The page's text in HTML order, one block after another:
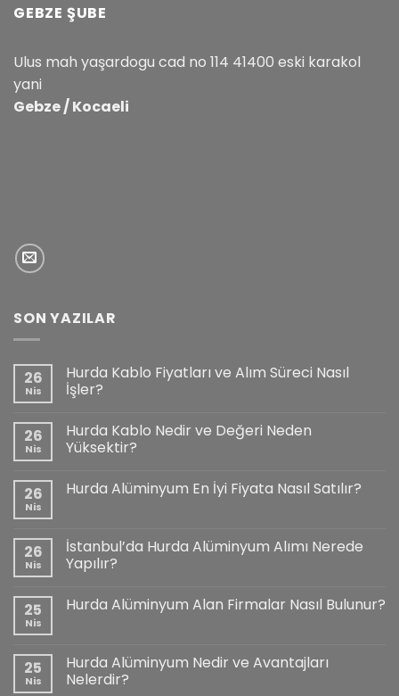
GEBZE ŞUBE
Ulus mah yaşardogu cad no 114 41400 eski karakol
yani
Gebze / Kocaeli
SON YAZILAR
26
Nis
Hurda Kablo Fiyatları ve Alım Süreci Nasıl
İşler?
26
Nis
Hurda Kablo Nedir ve Değeri Neden
Yüksektir?
26
Nis
Hurda Alüminyum En İyi Fiyata Nasıl Satılır?
26
Nis
İstanbul’da Hurda Alüminyum Alımı Nerede
Yapılır?
25
Nis
Hurda Alüminyum Alan Firmalar Nasıl Bulunur?
25
Nis
Hurda Alüminyum Nedir ve Avantajları
Nelerdir?